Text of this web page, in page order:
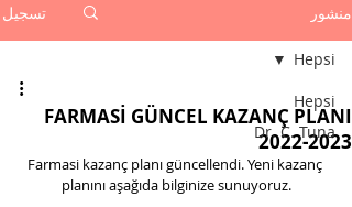
منشور تسجيل
Hepsi
Dr. C. Tuna
Hepsi
FARMASİ GÜNCEL KAZANÇ PLANI
2022-2023
Farmasi kazanç planı güncellendi. Yeni kazanç
planını aşağıda bilginize sunuyoruz.